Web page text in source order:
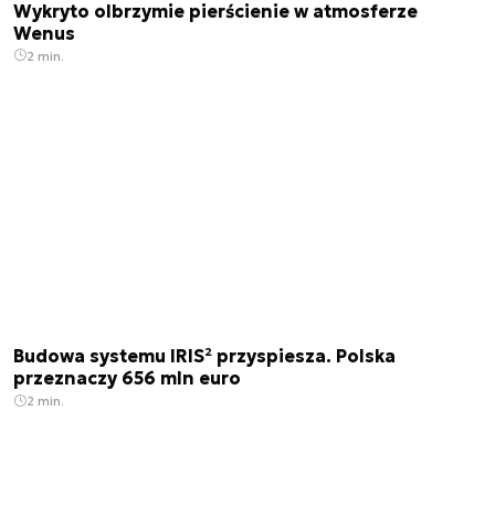
Wykryto olbrzymie pierścienie w atmosferze
Wenus
2 min.
Budowa systemu IRIS² przyspiesza. Polska
przeznaczy 656 mln euro
2 min.